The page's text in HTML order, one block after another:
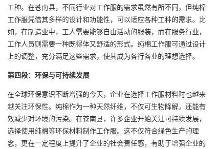
工种。在苍南县，不同行业对工作服的需求虽然有所不同，但纯棉
工作服凭借其多样的设计和功能性，可以适应各种工种的需求。比
如，在制造业中，工人需要能够自由活动的服装，而在服务行业，
工作人员则需要一种既得体又舒适的形式。纯棉工作服可通过设计
上的调整，充分满足这些需求，使其成为各行各业的理想选择。
第四段：环保与可持续发展
在全球环保意识不断增强的今天，企业在选择工作服材料时也越来
越关注环保性。纯棉作为一种天然纤维，不仅可生物降解，还能有
效减少对环境的污染。在苍南县，许多企业开始关注可持续发展，
选择使用纯棉等环保材料制作工作服。这不仅符合绿色生产的理
念，更在一定程度上提升了企业的社会责任感，有助于增强企业的